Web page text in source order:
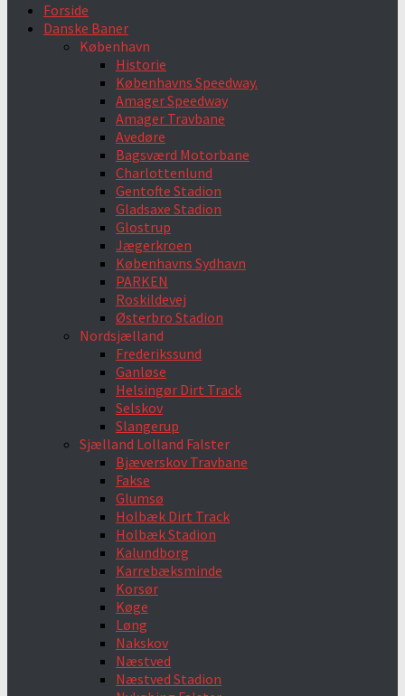
Forside
Danske Baner
København
Historie
Københavns Speedway.
Amager Speedway
Amager Travbane
Avedøre
Bagsværd Motorbane
Charlottenlund
Gentofte Stadion
Gladsaxe Stadion
Glostrup
Jægerkroen
Københavns Sydhavn
PARKEN
Roskildevej
Østerbro Stadion
Nordsjælland
Frederikssund
Ganløse
Helsingør Dirt Track
Selskov
Slangerup
Sjælland Lolland Falster
Bjæverskov Travbane
Fakse
Glumsø
Holbæk Dirt Track
Holbæk Stadion
Kalundborg
Karrebæksminde
Korsør
Køge
Løng
Nakskov
Næstved
Næstved Stadion